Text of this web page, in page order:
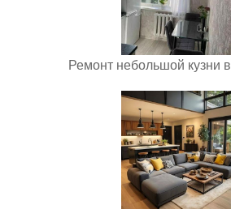
Ремонт небольшой кузни